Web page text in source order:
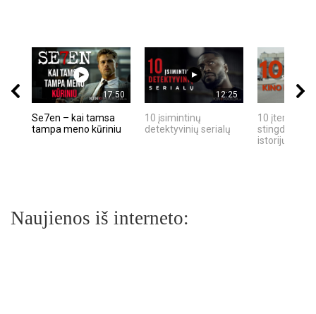
17:50
Se7en – kai tamsa
tampa meno kūriniu
12:25
10 įsimintinų
detektyvinių serialų
10 įtemptų,
stingdančių
istorijų
Naujienos iš interneto: